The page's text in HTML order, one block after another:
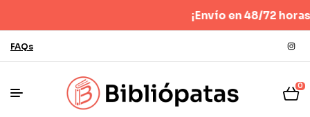
¡Envío en 48/72
FAQs
0